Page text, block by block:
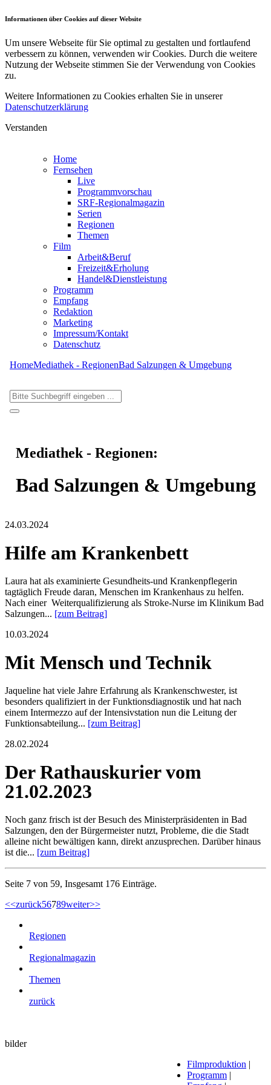
Informationen über Cookies auf dieser Website
Um unsere Webseite für Sie optimal zu gestalten und fortlaufend
verbessern zu können, verwenden wir Cookies. Durch die weitere
Nutzung der Webseite stimmen Sie der Verwendung von Cookies
zu.
Weitere Informationen zu Cookies erhalten Sie in unserer
Datenschutzerklärung
Verstanden
Home
Fernsehen
Live
Programmvorschau
SRF-Regionalmagazin
Serien
Regionen
Themen
Film
Arbeit&Beruf
Freizeit&Erholung
Handel&Dienstleistung
Programm
Empfang
Redaktion
Marketing
Impressum/Kontakt
Datenschutz
HomeMediathek - RegionenBad Salzungen & Umgebung
Mediathek - Regionen:
Bad Salzungen & Umgebung
24.03.2024
Hilfe am Krankenbett
Laura hat als examinierte Gesundheits-und Krankenpflegerin
tagtäglich Freude daran, Menschen im Krankenhaus zu helfen.
Nach einer Weiterqualifizierung als Stroke-Nurse im Klinikum Bad
Salzungen... [zum Beitrag]
10.03.2024
Mit Mensch und Technik
Jaqueline hat viele Jahre Erfahrung als Krankenschwester, ist
besonders qualifiziert in der Funktionsdiagnostik und hat nach
einem Intermezzo auf der Intensivstation nun die Leitung der
Funktionsabteilung... [zum Beitrag]
28.02.2024
Der Rathauskurier vom
21.02.2023
Noch ganz frisch ist der Besuch des Ministerpräsidenten in Bad
Salzungen, den der Bürgermeister nutzt, Probleme, die die Stadt
alleine nicht bewältigen kann, direkt anzusprechen. Darüber hinaus
ist die... [zum Beitrag]
Seite 7 von 59, Insgesamt 176 Einträge.
<<zurück56789weiter>>
Regionen
Regionalmagazin
Themen
zurück
bilder
Filmproduktion |
Programm |